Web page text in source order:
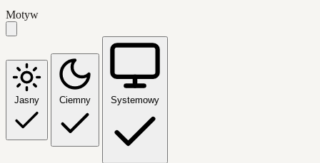
Motyw
Jasny Ciemny Systemowy